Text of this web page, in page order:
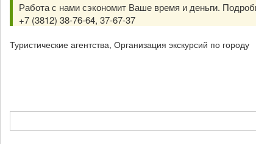
Работа с нами сэкономит Ваше время и деньги.
+7 (3812) 38-76-64, 37-67-37
Туристические агентства, Организация экскурсий по городу